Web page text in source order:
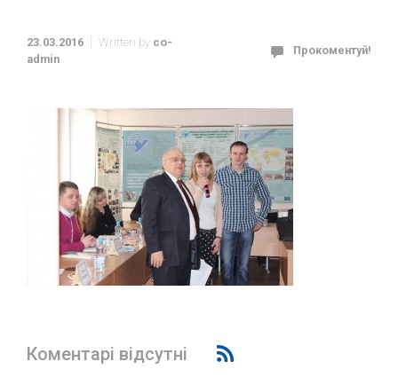
23.03.2016 Written by co-
admin
Прокоментуй!
Коментарі відсутні